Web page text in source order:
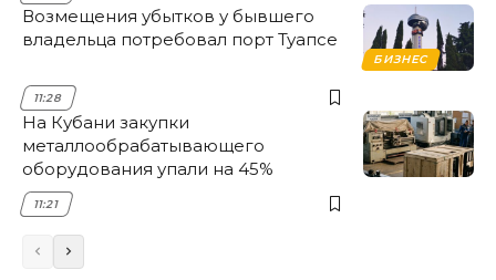
БИЗНЕС
Возмещения убытков у бывшего
владельца потребовал порт Туапсе
11:28
На Кубани закупки
металлообрабатывающего
оборудования упали на 45%
11:21